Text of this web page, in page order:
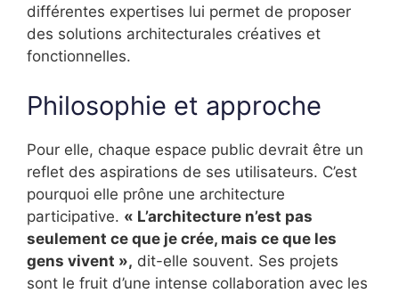
différentes expertises lui permet de proposer
des solutions architecturales créatives et
fonctionnelles.
Philosophie et approche
Pour elle, chaque espace public devrait être un
reflet des aspirations de ses utilisateurs. C’est
pourquoi elle prône une architecture
participative. « L’architecture n’est pas
seulement ce que je crée, mais ce que les
gens vivent », dit-elle souvent. Ses projets
sont le fruit d’une intense collaboration avec les